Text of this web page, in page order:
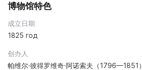
博物馆特色
成立日期
1825 год
创办人
帕维尔·彼得罗维奇·阿诺索夫（1796—1851）